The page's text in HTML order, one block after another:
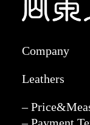
Company
Leathers
–